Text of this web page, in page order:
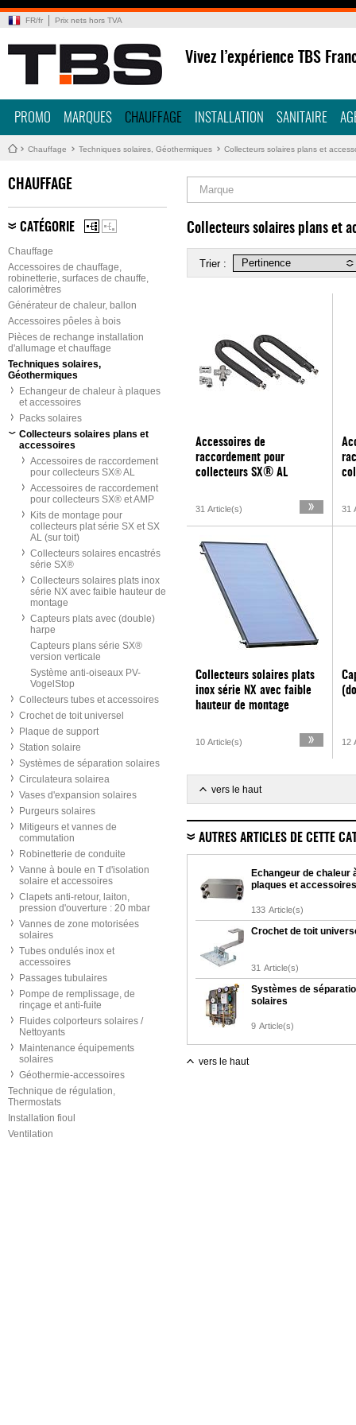
FR/fr Prix nets hors TVA
Vivez l’expérience TBS
PROMO MARQUES CHAUFFAGE INSTALLATION SANITAIRE
Chauffage Techniques solaires, Géothermiques Collecteurs solaires plans et
CHAUFFAGE
CATÉGORIE
Chauffage
Accessoires de chauffage,
robinetterie, surfaces de chauffe,
calorimètres
Générateur de chaleur, ballon
Accessoires pôeles à bois
Pièces de rechange installation
d'allumage et chauffage
Techniques solaires,
Géothermiques
Echangeur de chaleur à plaques
et accessoires
Packs solaires
Collecteurs solaires plans et
accessoires
Accessoires de raccordement
pour collecteurs SX® AL
Accessoires de raccordement
pour collecteurs SX® et AMP
Kits de montage pour
collecteurs plat série SX et SX
AL (sur toit)
Collecteurs solaires encastrés
série SX®
Collecteurs solaires plats inox
série NX avec faible hauteur de
montage
Capteurs plats avec (double)
harpe
Capteurs plans série SX®
version verticale
Système anti-oiseaux PV-
VogelStop
Collecteurs tubes et accessoires
Crochet de toit universel
Plaque de support
Station solaire
Systèmes de séparation solaires
Circulateura solairea
Vases d'expansion solaires
Purgeurs solaires
Mitigeurs et vannes de
commutation
Robinetterie de conduite
Vanne à boule en T d'isolation
solaire et accessoires
Clapets anti-retour, laiton,
pression d'ouverture : 20 mbar
Vannes de zone motorisées
solaires
Tubes ondulés inox et
accessoires
Passages tubulaires
Pompe de remplissage, de
rinçage et anti-fuite
Fluides colporteurs solaires /
Nettoyants
Maintenance équipements
solaires
Géothermie-accessoires
Technique de régulation,
Thermostats
Installation fioul
Ventilation
Marque
Collecteurs solaires plans et
Trier :
Accessoires de
raccordement pour
collecteurs SX® AL
31 Article(s) 31
Collecteurs solaires plats
inox série NX avec faible
hauteur de montage
10 Article(s) 12
vers le haut
AUTRES ARTICLES DE CETTE
Echangeur de chaleur
plaques et accessoires
133 Article(s)
Crochet de toit
31 Article(s)
Systèmes de
solaires
9 Article(s)
vers le haut